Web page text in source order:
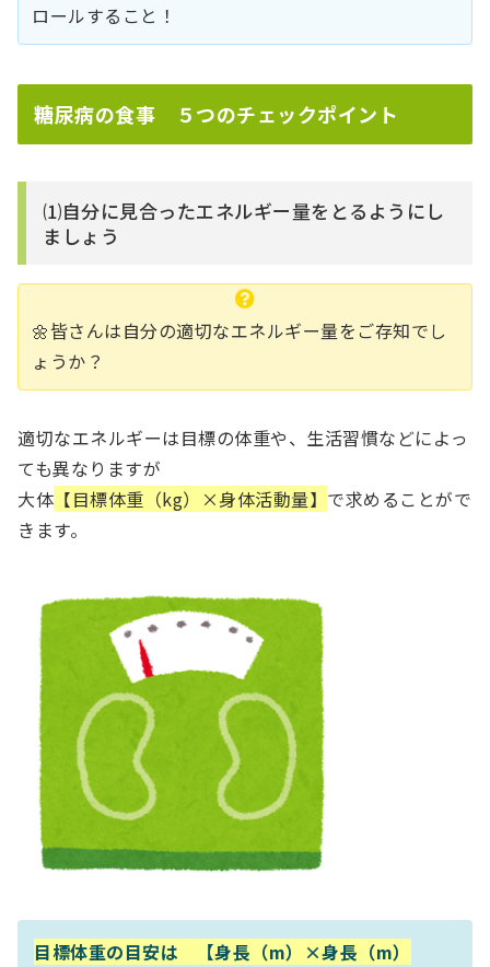
ロールすること！
糖尿病の食事 ５つのチェックポイント
⑴自分に見合ったエネルギー量をとるようにし
ましょう
🌼皆さんは自分の適切なエネルギー量をご存知でし
ょうか？
適切なエネルギーは目標の体重や、生活習慣などによっ
ても異なりますが
大体 【目標体重（kg）×身体活動量】 で求めることがで
きます。
目標体重の目安は 【身長（m）×身長（m）